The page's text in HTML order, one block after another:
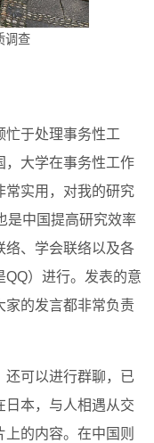
调查
忙于处理事务性工
，大学在事务性工作
常实用，对我的研究
是中国提高研究效率
络、学会联络以及各
）进行。发表的意
家的发言都非常负责
还可以进行群聊，已
日本，与人相遇从交
的内容。在中国则